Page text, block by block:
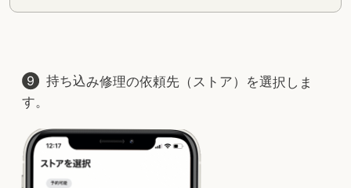
持ち込み修理の依頼先（ストア）を選択しま
す。